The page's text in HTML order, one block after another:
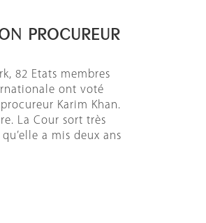
PROCUREUR
82 Etats membres
ont voté
Karim Khan.
La Cour sort très
a mis deux ans